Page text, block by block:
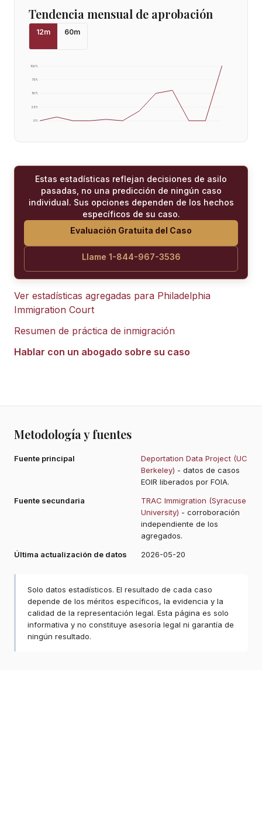
Tendencia mensual de aprobación
12m 60m
0%
25%
50%
75%
100%
Estas estadísticas reflejan decisiones de asilo
pasadas, no una predicción de ningún caso
individual. Sus opciones dependen de los hechos
específicos de su caso.
Evaluación Gratuita del Caso
Llame 1-844-967-3536
Ver estadísticas agregadas para Philadelphia
Immigration Court
Resumen de práctica de inmigración
Hablar con un abogado sobre su caso
Metodología y fuentes
Fuente principal
Deportation Data Project (UC
Berkeley) - datos de casos
EOIR liberados por FOIA.
Fuente secundaria
TRAC Immigration (Syracuse
University) - corroboración
independiente de los
agregados.
Última actualización de datos
2026-05-20
Solo datos estadísticos. El resultado de cada caso
depende de los méritos específicos, la evidencia y la
calidad de la representación legal. Esta página es solo
informativa y no constituye asesoría legal ni garantía de
ningún resultado.